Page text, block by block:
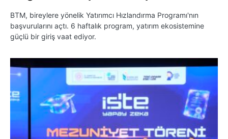
BTM, bireylere yönelik Yatırımcı Hızlandırma Programı'nın
başvurularını açtı. 6 haftalık program, yatırım ekosistemine
güçlü bir giriş vaat ediyor.